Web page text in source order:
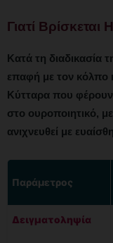
Γιατί
Κατά τη διαδικασία
επαφή με τον κόλπο
Κύτταρα που φέρουν
στο ουροποιητικό,
ανιχνευθεί με
Παράμετρος
Δειγματοληψία